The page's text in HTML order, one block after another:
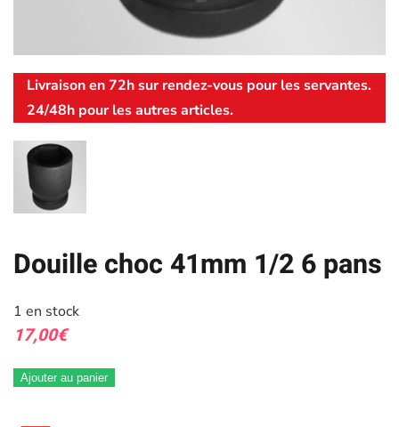
Livraison en 72h sur rendez-vous pour les servantes.
24/48h pour les autres articles.
Douille choc 41mm 1/2 6 pans
1 en stock
17,00€
Ajouter au panier